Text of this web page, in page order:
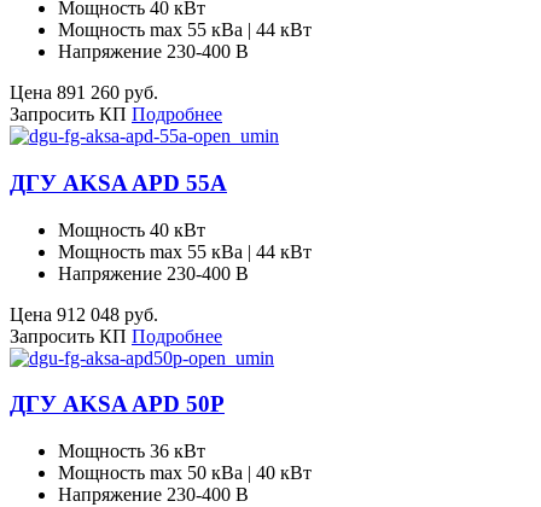
Мощность 40 кВт
Мощность max 55 кВа | 44 кВт
Напряжение 230-400 В
Цена 891 260 руб.
Запросить КП Подробнее
ДГУ AKSA APD 55A
Мощность 40 кВт
Мощность max 55 кВа | 44 кВт
Напряжение 230-400 В
Цена 912 048 руб.
Запросить КП Подробнее
ДГУ AKSA APD 50P
Мощность 36 кВт
Мощность max 50 кВа | 40 кВт
Напряжение 230-400 В